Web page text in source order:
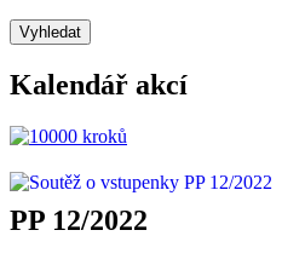
Vyhledat
Kalendář akcí
PP 12/2022